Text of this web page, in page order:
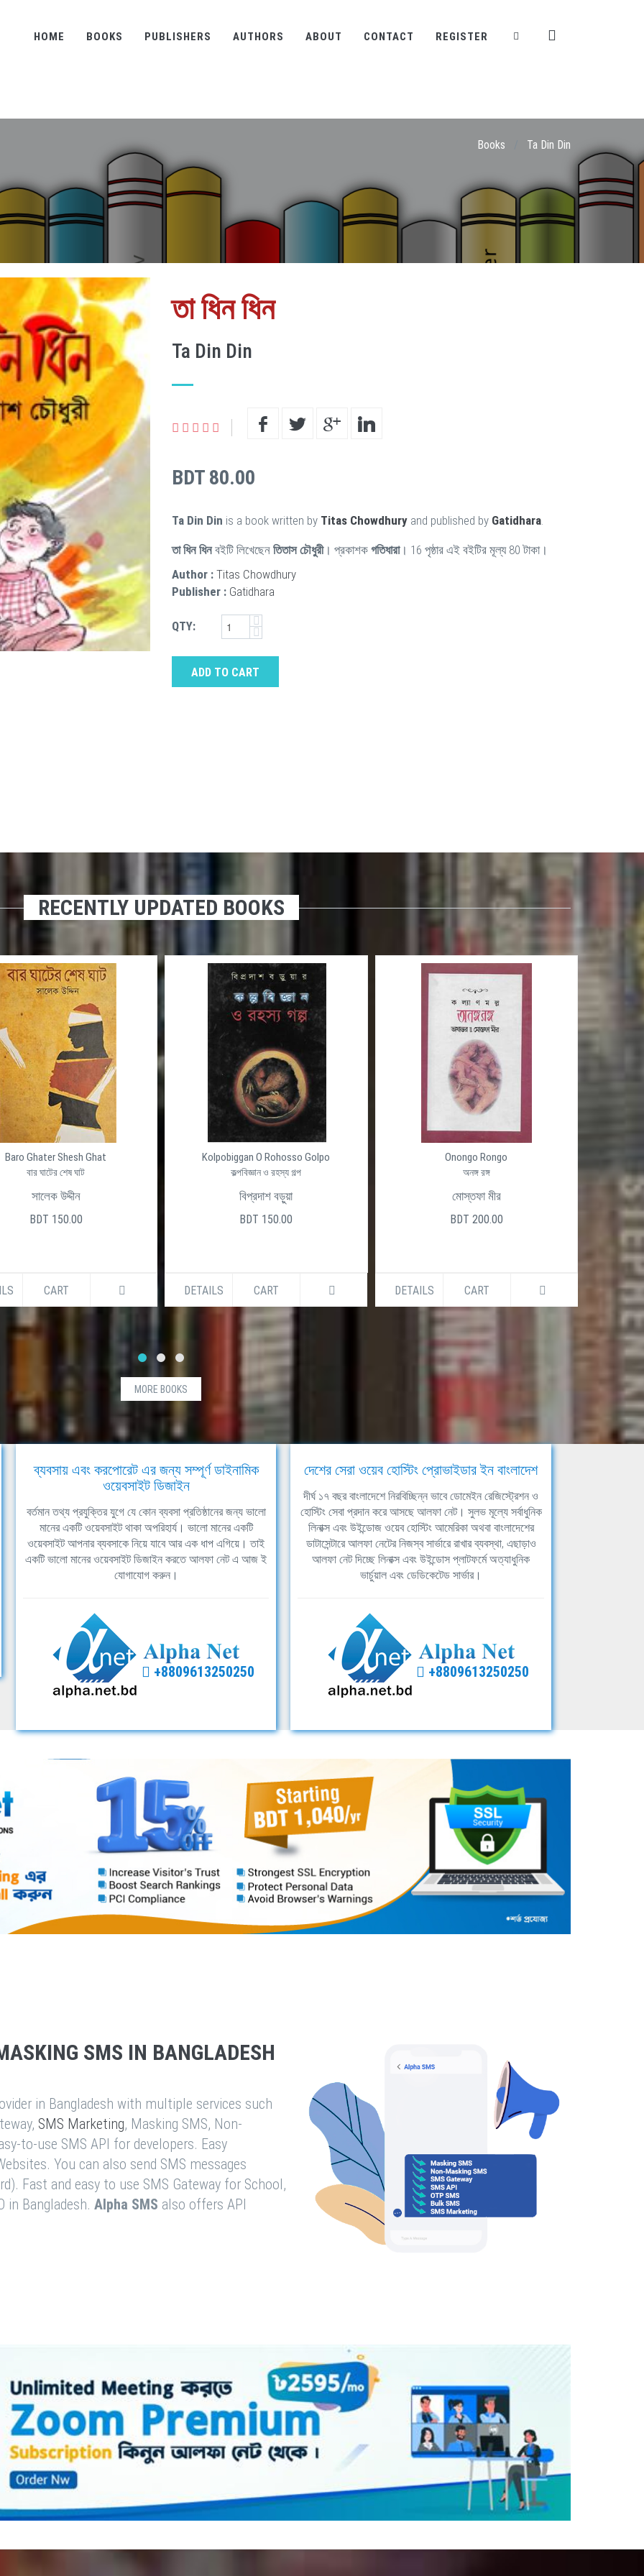
HOME BOOKS PUBLISHERS AUTHORS ABOUT CONTACT REGISTER
Books Ta Din Din
তা ধিন ধিন
Ta Din Din
BDT 80.00
Ta Din Din is a book written by Titas Chowdhury and published by Gatidhara.
তা ধিন ধিনবইটি লিখেছেন তিতাস চৌধুরী। প্রকাশক গতিধারা। 16 পৃষ্ঠার এই বইটির মূল্য 80 টাকা।
Author : Titas Chowdhury
Publisher : Gatidhara
QTY:
ADD TO CART
RECENTLY UPDATED BOOKS
Kolpobiggan O Rohosso Golpo
কল্পবিজ্ঞান ও রহস্য গল্প
বিপ্রদাশ বড়ুয়া
BDT 150.00
CART
Onongo Rongo
অনঙ্গ রঙ্গ
মোস্তফা মীর
BDT 200.00
DETAILS CART
Ojogor (Okhondo)
অজগর
হরিপদ দত্ত
BDT 480.00
DETAILS CART
MORE BOOKS
ব্যবসায় এবং করপোরেট এর জন্য সম্পূর্ণ ডাইনামিক
ওয়েবসাইট ডিজাইন
বর্তমান তথ্য প্রযুক্তির যুগে যে কোন ব্যবসা প্রতিষ্ঠানের জন্য ভালো
মানের একটি ওয়েবসাইট থাকা অপরিহার্য। ভালো মানের একটি
ওয়েবসাইট আপনার ব্যবসাকে নিয়ে যাবে আর এক ধাপ এগিয়ে। তাই
একটি ভালো মানের ওয়েবসাইট ডিজাইন করতে আলফা নেট এ আজ ই
যোগাযোগ করুন।
+8809613250250
দেশের সেরা ওয়েব হোস্টিং প্রোভাইডার ইন বাংলাদেশ
দীর্ঘ ১৭ বছর বাংলাদেশে নিরবিচ্ছিন্ন ভাবে ডোমেইন রেজিস্ট্রেশন ও
হোস্টিং সেবা প্রদান করে আসছে আলফা নেট। সুলভ মূল্যে সর্বাধুনিক
লিনাক্স এবং উইন্ডোজ ওয়েব হোস্টিং আমেরিকা অথবা বাংলাদেশের
ডাটাসেন্টারে আলফা নেটের নিজস্ব সার্ভারে রাখার ব্যবস্থা, এছাড়াও
আলফা নেট দিচ্ছে লিনাক্স এবং উইন্ডোস প্লাটফর্মে অত্যাধুনিক
ভার্চুয়াল এবং ডেডিকেটেড সার্ভার।
+8809613250250
SMS IN BANGLADESH
in Bangladesh with multiple services such
SMS Marketing, Masking SMS, Non-
to-use SMS API for developers. Easy
You can also send SMS messages
Fast and easy to use SMS Gateway for School,
in Bangladesh. Alpha SMS also offers API